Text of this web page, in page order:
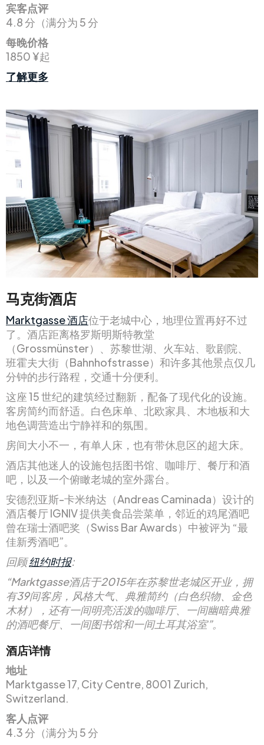
宾客点评
4.8 分（满分为 5 分
每晚价格
1850 ¥起
了解更多
马克街酒店
Marktgasse 酒店位于老城中心，地理位置再好不过
了。酒店距离格罗斯明斯特教堂
（Grossmünster）、苏黎世湖、火车站、歌剧院、
班霍夫大街（Bahnhofstrasse）和许多其他景点仅几
分钟的步行路程，交通十分便利。
这座 15 世纪的建筑经过翻新，配备了现代化的设施。
客房简约而舒适。白色床单、北欧家具、木地板和大
地色调营造出宁静祥和的氛围。
房间大小不一，有单人床，也有带休息区的超大床。
酒店其他迷人的设施包括图书馆、咖啡厅、餐厅和酒
吧，以及一个俯瞰老城的室外露台。
安德烈亚斯-卡米纳达（Andreas Caminada）设计的
酒店餐厅 IGNIV 提供美食品尝菜单，邻近的鸡尾酒吧
曾在瑞士酒吧奖（Swiss Bar Awards）中被评为 “最
佳新秀酒吧”。
回顾纽约时报:
“Marktgasse酒店于2015年在苏黎世老城区开业，拥
有39间客房，风格大气、典雅简约（白色织物、金色
木材），还有一间明亮活泼的咖啡厅、一间幽暗典雅
的酒吧餐厅、一间图书馆和一间土耳其浴室”。
酒店详情
地址
Marktgasse 17, City Centre, 8001 Zurich,
Switzerland.
客人点评
4.3 分（满分为 5 分